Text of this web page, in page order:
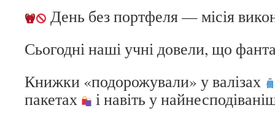
День без портфеля — місія
Сьогодні наші учні довели, що
Книжки «подорожували» у валізах
пакетах
і навіть у